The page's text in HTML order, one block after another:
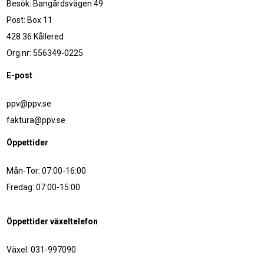
Besök: Bangårdsvägen 49
Post: Box 11
428 36 Kållered
Org.nr: 556349-0225
E-post
ppv@ppv.se
faktura@ppv.se
Öppettider
Mån-Tor: 07:00-16:00
Fredag: 07:00-15:00
Öppettider växeltelefon
Växel: 031-997090